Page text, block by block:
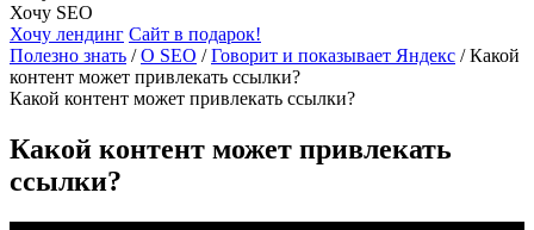
Хочу SEO
Хочу лендинг Сайт в подарок!
Полезно знать / О SEO / Говорит и показывает Яндекс / Какой
контент может привлекать ссылки?
Какой контент может привлекать ссылки?
Какой контент может привлекать
ссылки?